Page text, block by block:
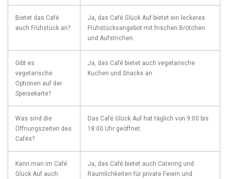
Bietet das Café
⁢auch Frühstück an?
Ja,⁣ das Café Glück Auf bietet ein leckeres
Frühstücksangebot mit ​frischen Brötchen
und Aufstrichen.
Gibt es
vegetarische
Optionen auf der
Speisekarte?
Ja, das Café bietet auch vegetarische​
Kuchen und Snacks an.
Was sind die
Öffnungszeiten des
Cafés?
Das Café Glück‍ Auf hat täglich von 9:00 bis
18:00 Uhr geöffnet.
Kann man im Café
Glück Auf auch
Ja, das ‌Café bietet auch Catering und
Räumlichkeiten für private Feiern und